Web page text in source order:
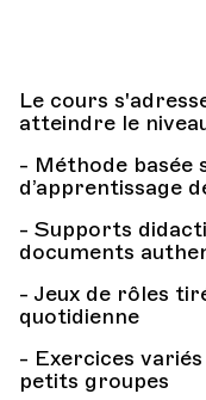
Le cours
atteindre le
- Méthode basée
d’apprentissage
- Supports
documents
- Jeux de rôles
quotidienne
- Exercices
petits groupes